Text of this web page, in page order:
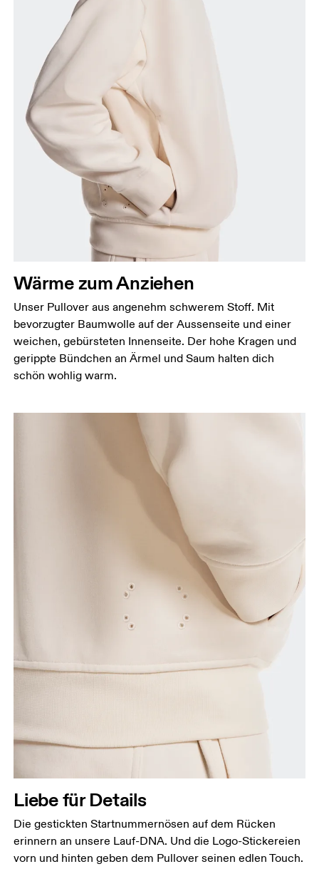
wo dein Oberkörper am schmalsten ist.
Hüfte
Miss um die breiteste Stelle deiner Hüfte herum.
Wärme zum Anziehen
Unser Pullover aus angenehm schwerem Stoff. Mit
bevorzugter Baumwolle auf der Aussenseite und einer
weichen, gebürsteten Innenseite. Der hohe Kragen und
gerippte Bündchen an Ärmel und Saum halten dich
schön wohlig warm.
Liebe für Details
Die gestickten Startnummernösen auf dem Rücken
erinnern an unsere Lauf-DNA. Und die Logo-Stickereien
vorn und hinten geben dem Pullover seinen edlen Touch.